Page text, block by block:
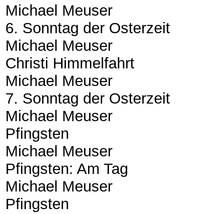
Michael Meuser
6. Sonntag der Osterzeit
Michael Meuser
Christi Himmelfahrt
Michael Meuser
7. Sonntag der Osterzeit
Michael Meuser
Pfingsten
Michael Meuser
Pfingsten: Am Tag
Michael Meuser
Pfingsten